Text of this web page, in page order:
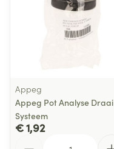
Appeg
Appeg Pot Analyse Draai
Systeem
€ 1,92